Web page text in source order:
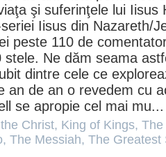
şi suferinţele lui Iisus
Iisus din Nazareth/
peste 110 de
stele. Ne dăm seama
dintre cele ce
an de an o revedem cu
se apropie cel mai
Christ, King of Kings, The
, The Messiah, The Greatest